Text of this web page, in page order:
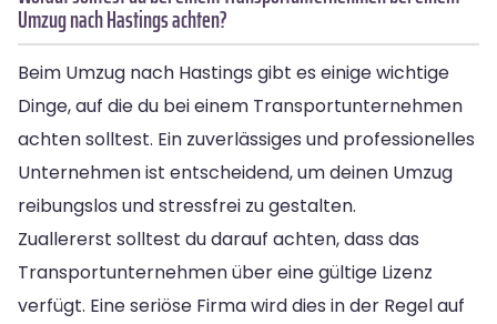
Umzug nach Hastings achten?
Beim Umzug nach Hastings gibt es einige wichtige
Dinge, auf die du bei einem Transportunternehmen
achten solltest. Ein zuverlässiges und professionelles
Unternehmen ist entscheidend, um deinen Umzug
reibungslos und stressfrei zu gestalten.
Zuallererst solltest du darauf achten, dass das
Transportunternehmen über eine gültige Lizenz
verfügt. Eine seriöse Firma wird dies in der Regel auf